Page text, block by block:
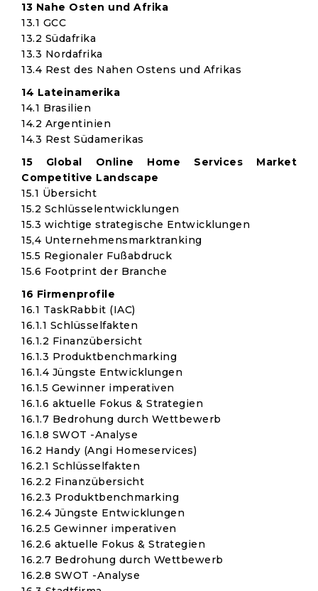
13 Nahe Osten und Afrika
13.1 GCC
13.2 Südafrika
13.3 Nordafrika
13.4 Rest des Nahen Ostens und Afrikas
14 Lateinamerika
14.1 Brasilien
14.2 Argentinien
14.3 Rest Südamerikas
15 Global Online Home Services Market
Competitive Landscape
15.1 Übersicht
15.2 Schlüsselentwicklungen
15.3 wichtige strategische Entwicklungen
15,4 Unternehmensmarktranking
15.5 Regionaler Fußabdruck
15.6 Footprint der Branche
16 Firmenprofile
16.1 TaskRabbit (IAC)
16.1.1 Schlüsselfakten
16.1.2 Finanzübersicht
16.1.3 Produktbenchmarking
16.1.4 Jüngste Entwicklungen
16.1.5 Gewinner imperativen
16.1.6 aktuelle Fokus & Strategien
16.1.7 Bedrohung durch Wettbewerb
16.1.8 SWOT -Analyse
16.2 Handy (Angi Homeservices)
16.2.1 Schlüsselfakten
16.2.2 Finanzübersicht
16.2.3 Produktbenchmarking
16.2.4 Jüngste Entwicklungen
16.2.5 Gewinner imperativen
16.2.6 aktuelle Fokus & Strategien
16.2.7 Bedrohung durch Wettbewerb
16.2.8 SWOT -Analyse